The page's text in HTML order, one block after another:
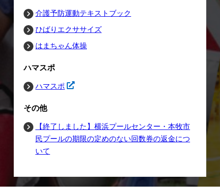
介護予防運動テキストブック
ひばりエクササイズ
はまちゃん体操
ハマスポ
ハマスポ
その他
【終了しました】横浜プールセンター・本牧市
民プールの期限の定めのない回数券の返金につ
いて